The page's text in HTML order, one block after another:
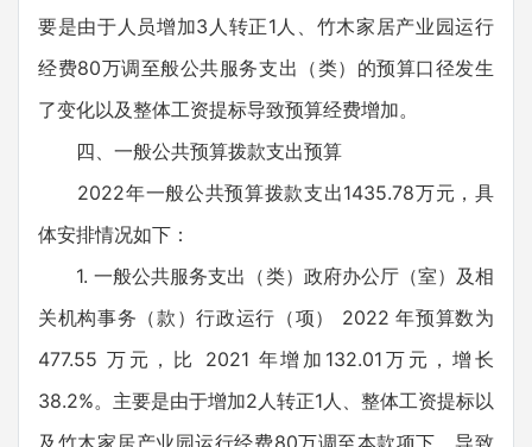
要是由于人员增加3人转正1人、竹木家居产业园运行
经费80万调至般公共服务支出（类）的预算口径发生
了变化以及整体工资提标导致预算经费增加。
四、一般公共预算拨款支出预算
2022年一般公共预算拨款支出1435.78万元，具
体安排情况如下：
1. 一般公共服务支出（类）政府办公厅（室）及相
关机构事务（款）行政运行（项） 2022 年预算数为
477.55 万元，比 2021 年增加132.01万元，增长
38.2%。主要是由于增加2人转正1人、整体工资提标以
及竹木家居产业园运行经费80万调至本款项下，导致